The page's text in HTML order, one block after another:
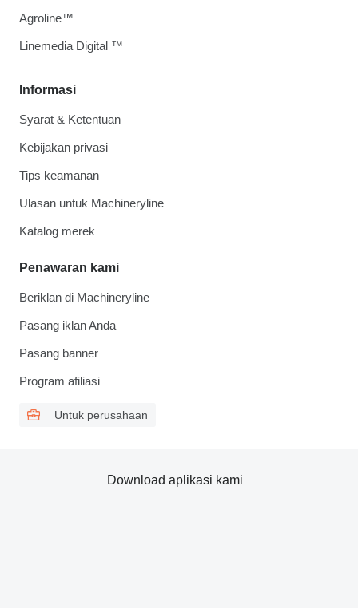
Informasi
Syarat & Ketentuan
Kebijakan privasi
Tips keamanan
Ulasan untuk Machineryline
Katalog merek
Penawaran kami
Beriklan di Machineryline
Pasang iklan Anda
Pasang banner
Program afiliasi
Untuk perusahaan
Agroline™
Linemedia Digital ™
Download aplikasi kami